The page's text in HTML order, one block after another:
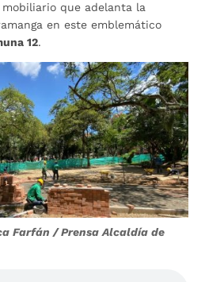
que adelanta la
en este emblemático
12.
Farfán / Prensa Alcaldía de